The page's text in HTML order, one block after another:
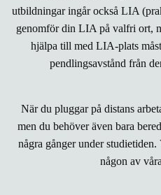
utbildningar ingår också LIA
genomför din LIA på valfri ort,
hjälpa till med LIA-plats
pendlingsavstånd från
När du pluggar på distans
men du behöver även bara
några gånger under
någon av